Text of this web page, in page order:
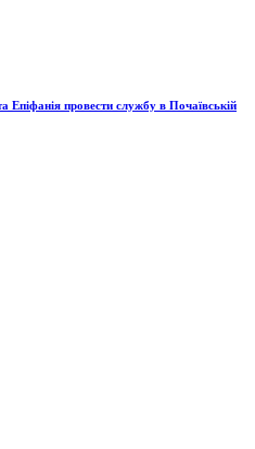
провести службу в Почаївській